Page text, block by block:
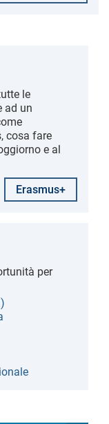
le
ad un
cosa fare
e al
Erasmus+
per